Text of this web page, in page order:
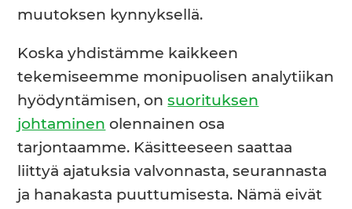
muutoksen kynnyksellä.
Koska yhdistämme kaikkeen
tekemiseemme monipuolisen analytiikan
hyödyntämisen, onsuorituksen
johtaminen olennainen osa
tarjontaamme. Käsitteeseen saattaa
liittyä ajatuksia valvonnasta, seurannasta
ja hanakasta puuttumisesta. Nämä eivät